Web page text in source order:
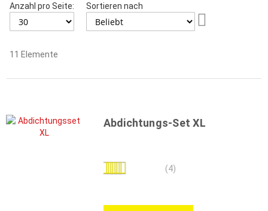
Anzahl pro Seite:
Sortieren nach
11 Elemente
Abdichtungs-Set XL
Bewertung: (4)